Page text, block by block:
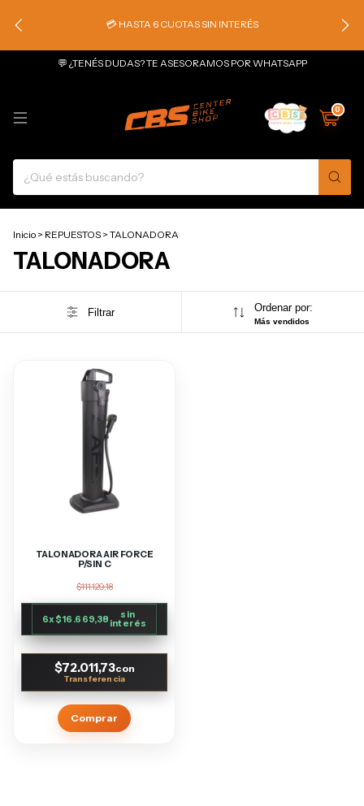
💳 HASTA 6 CUOTAS SIN INTERÉS
💬 ¿TENÉS DUDAS? TE ASESORAMOS POR WHATSAPP
0
Inicio > REPUESTOS > TALONADORA
TALONADORA
Filtrar Ordenar por:
Más vendidos
TALONADORA AIR FORCE
P/SIN C
$111.129,18
6x$16.669,38 sin
interés
$72.011,73con
Comprar